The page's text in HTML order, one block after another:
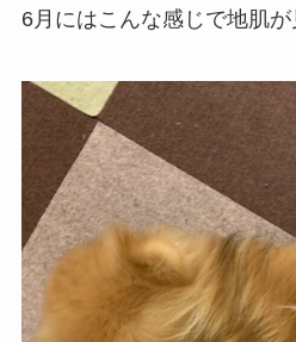
6月にはこんな感じで地肌